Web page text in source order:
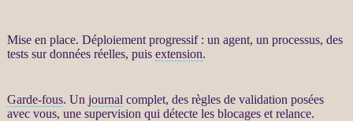
Mise en place. Déploiement progressif : un agent, un processus, des
tests surdonnéesréelles, puis extension.
Garde-fous. Un journal complet, des règles de validation posées
avec vous, une supervision qui détecte les blocages et relance.